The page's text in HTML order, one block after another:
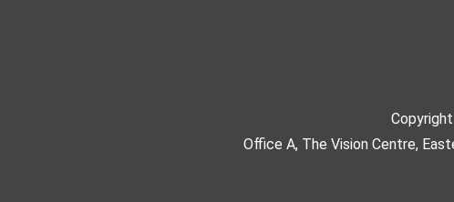
Office A, The Vision Centre,